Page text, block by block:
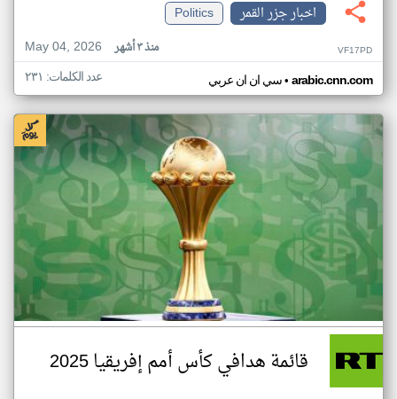
اخبار جزر القمر
Politics
May 04, 2026
منذ ٣ أشهر VF17PD
سي ان ان عربي• arabic.cnn.com عدد الكلمات: ٢٣١
قائمة هدافي كأس أمم إفريقيا 2025